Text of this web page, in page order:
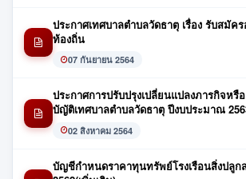
ประกาศเทศบาลตำบลวัดธาตุ เรื่อง รับสมัค
ท้องถิ่น
07 กันยายน 2564
ประกาศการปรับปรุงเปลี่ยนแปลงภารกิจหรื
บัญัติเทศบาลตำบลวัดธาตุ ปีงบประมาณ
02 สิงหาคม 2564
บัญชีกำหนดราคาทุนทรัพย์โรงเรือนสิ่งปลูก